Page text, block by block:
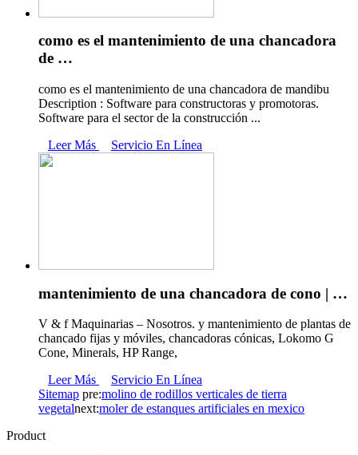
como es el mantenimiento de una chancadora
de …
como es el mantenimiento de una chancadora de mandibu
Description : Software para constructoras y promotoras.
Software para el sector de la construcción ...
Leer Más
Servicio En Línea
mantenimiento de una chancadora de cono | …
V & f Maquinarias – Nosotros. y mantenimiento de plantas de
chancado fijas y móviles, chancadoras cónicas, Lokomo G
Cone, Minerals, HP Range,
Leer Más
Servicio En Línea
Sitemap pre:molino de rodillos verticales de tierra
vegetalnext:moler de estanques artificiales en mexico
Product